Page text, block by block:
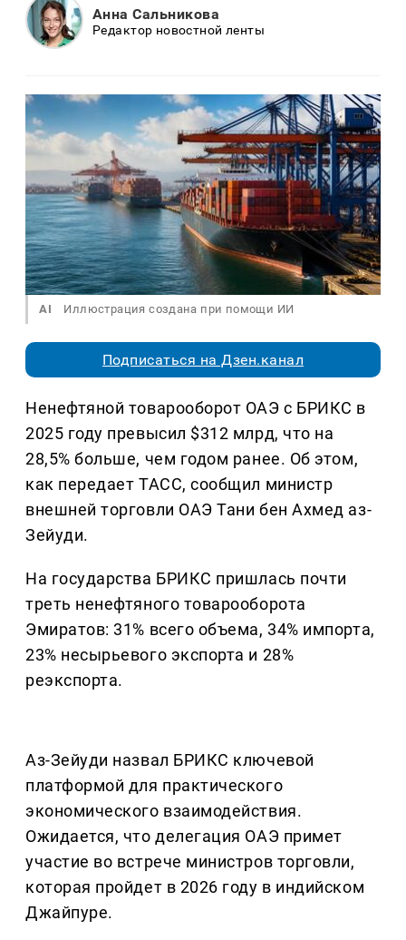
Анна Сальникова
Редактор новостной ленты
AI Иллюстрация создана при помощи ИИ
Подписаться на Дзен.канал
Ненефтяной товарооборот ОАЭ с БРИКС в
2025 году превысил $312 млрд, что на
28,5% больше, чем годом ранее. Об этом,
как передает ТАСС, сообщил министр
внешней торговли ОАЭ Тани бен Ахмед аз-
Зейуди.
На государства БРИКС пришлась почти
треть ненефтяного товарооборота
Эмиратов: 31% всего объема, 34% импорта,
23% несырьевого экспорта и 28%
реэкспорта.
Аз-Зейуди назвал БРИКС ключевой
платформой для практического
экономического взаимодействия.
Ожидается, что делегация ОАЭ примет
участие во встрече министров торговли,
которая пройдет в 2026 году в индийском
Джайпуре.